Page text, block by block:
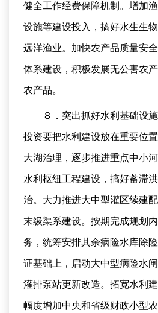
健全工作经费保障机制。增加
设施等建设投入，搞好水生生
远洋渔业。加快农产品质量安
体系建设，积极发展无公害农
农产品。
８．突出抓好水利基础设
投资要把水利建设放在重要位
大湖治理，逐步推进重点中小
水利枢纽工程建设，搞好蓄滞
治。大力推进大中型灌区续建
末级渠系建设。按期完成规划
务，统筹安排其余病险水库除
证基础上，启动大中型病险水
灌排泵站更新改造。拓宽水利
幅度增加中央和省级财政小型